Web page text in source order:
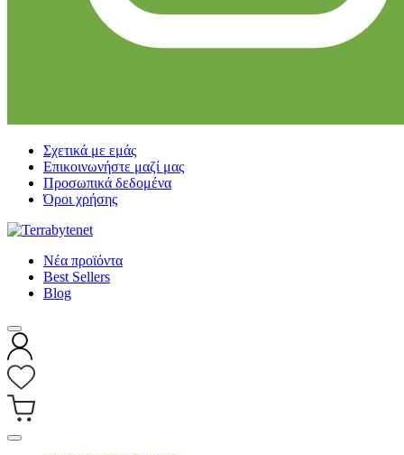
Σχετικά με εμάς
Επικοινωνήστε μαζί μας
Προσωπικά δεδομένα
Όροι χρήσης
Νέα προϊόντα
Best Sellers
Blog